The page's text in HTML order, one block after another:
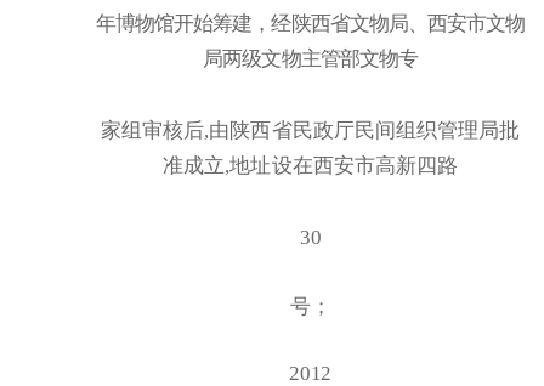
年博物馆开始筹建，经陕西省文物局、西安市文物
局两级文物主管部文物专
家组审核后,由陕西省民政厅民间组织管理局批
准成立,地址设在西安市高新四路
30
号；
2012